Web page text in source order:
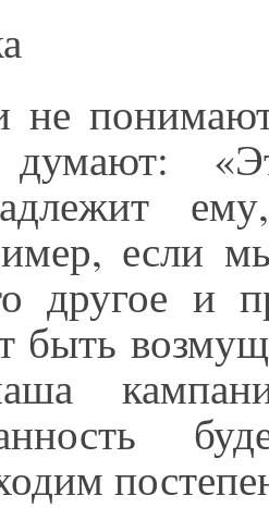
если
другое и
быть